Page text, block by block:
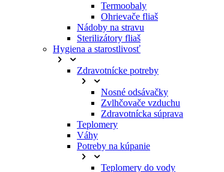
Termoobaly
Ohrievače fliaš
Nádoby na stravu
Sterilizátory fliaš
Hygiena a starostlivosť
Zdravotnícke potreby
Nosné odsávačky
Zvlhčovače vzduchu
Zdravotnícka súprava
Teplomery
Váhy
Potreby na kúpanie
Teplomery do vody